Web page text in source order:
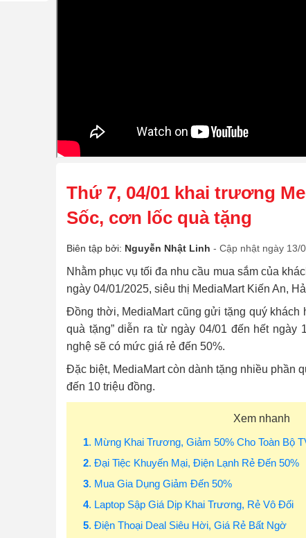
Thứ 7, 04/01 khai trương
Sốc, cơn lốc quà tặng
Biên tập bởi: Nguyễn Nhật Linh - Cập nhật ngày 13/
Nhằm phục vụ tối đa nhu cầu mua sắm của
ngày 04/01/2025, siêu thị MediaMart Kiến An,
Đồng thời, MediaMart cũng gửi tặng quý
quà tặng” diễn ra từ ngày 04/01 đến hết ngày
nghệ sẽ có mức giá rẻ đến 50%.
Đặc biệt, MediaMart còn dành tặng nhiều phần
đến 10 triệu đồng.
Xem nhanh
1. Mừng Khai Trương, Giảm 50% Cho Toàn Bộ
2. Đại Tiệc Khuyến Mại, Điện Lạnh Rẻ Đến 50%
3. Mua Gia Dụng Giảm Đến 50%
4. Laptop Sập Giá Dịp Khai Trương, Rẻ Vô Đối
5. Điện Thoại Deal Siêu Hời, Giá Rẻ Bất Ngờ